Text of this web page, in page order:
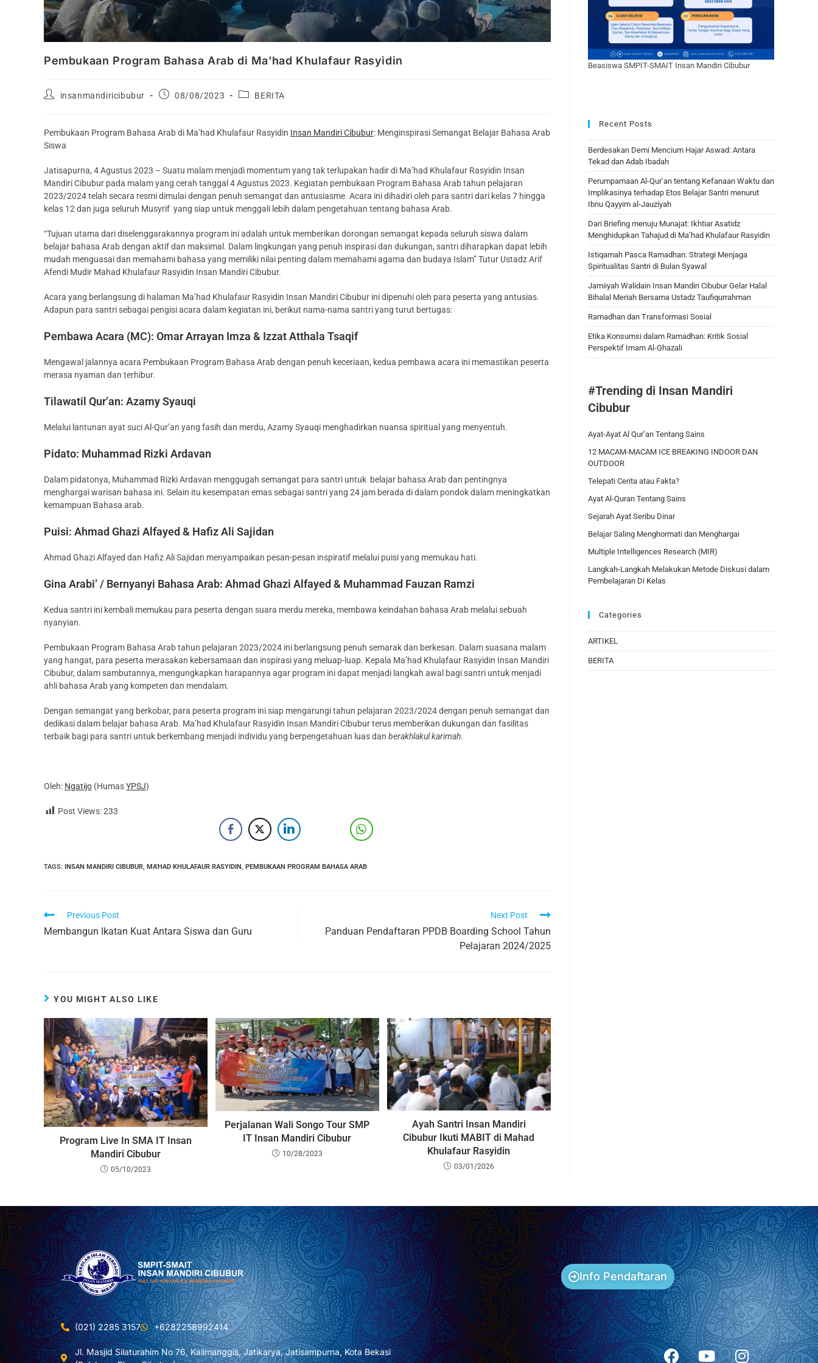
Pembukaan Program Bahasa Arab di Ma’had Khulafaur Rasyidin
insanmandiricibubur 08/08/2023 BERITA
Pembukaan Program Bahasa Arab di Ma’had Khulafaur Rasyidin Insan Mandiri Cibubur: Menginspirasi Semangat Belajar Bahasa Arab
Siswa
Jatisapurna, 4 Agustus 2023 – Suatu malam menjadi momentum yang tak terlupakan hadir di Ma’had Khulafaur Rasyidin Insan
Mandiri Cibubur pada malam yang cerah tanggal 4 Agustus 2023. Kegiatan pembukaan Program Bahasa Arab tahun pelajaran
2023/2024 telah secara resmi dimulai dengan penuh semangat dan antusiasme. Acara ini dihadiri oleh para santri dari kelas 7 hingga
kelas 12 dan juga seluruh Musyrif yang siap untuk menggali lebih dalam pengetahuan tentang bahasa Arab.
“Tujuan utama dari diselenggarakannya program ini adalah untuk memberikan dorongan semangat kepada seluruh siswa dalam
belajar bahasa Arab dengan aktif dan maksimal. Dalam lingkungan yang penuh inspirasi dan dukungan, santri diharapkan dapat lebih
mudah menguasai dan memahami bahasa yang memiliki nilai penting dalam memahami agama dan budaya Islam” Tutur Ustadz Arif
Afendi Mudir Mahad Khulafaur Rasyidin Insan Mandiri Cibubur.
Acara yang berlangsung di halaman Ma’had Khulafaur Rasyidin Insan Mandiri Cibubur ini dipenuhi oleh para peserta yang antusias.
Adapun para santri sebagai pengisi acara dalam kegiatan ini, berikut nama-nama santri yang turut bertugas:
Pembawa Acara (MC): Omar Arrayan Imza & Izzat Atthala Tsaqif
Mengawal jalannya acara Pembukaan Program Bahasa Arab dengan penuh keceriaan, kedua pembawa acara ini memastikan peserta
merasa nyaman dan terhibur.
Tilawatil Qur’an: Azamy Syauqi
Melalui lantunan ayat suci Al-Qur’an yang fasih dan merdu, Azamy Syauqi menghadirkan nuansa spiritual yang menyentuh.
Pidato: Muhammad Rizki Ardavan
Dalam pidatonya, Muhammad Rizki Ardavan menggugah semangat para santri untuk belajar bahasa Arab dan pentingnya
menghargai warisan bahasa ini. Selain itu kesempatan emas sebagai santri yang 24 jam berada di dalam pondok dalam meningkatkan
kemampuan Bahasa arab.
Puisi: Ahmad Ghazi Alfayed & Hafiz Ali Sajidan
Ahmad Ghazi Alfayed dan Hafiz Ali Sajidan menyampaikan pesan-pesan inspiratif melalui puisi yang memukau hati.
Gina Arabi’ / Bernyanyi Bahasa Arab: Ahmad Ghazi Alfayed & Muhammad Fauzan Ramzi
Kedua santri ini kembali memukau para peserta dengan suara merdu mereka, membawa keindahan bahasa Arab melalui sebuah
nyanyian.
Pembukaan Program Bahasa Arab tahun pelajaran 2023/2024 ini berlangsung penuh semarak dan berkesan. Dalam suasana malam
yang hangat, para peserta merasakan kebersamaan dan inspirasi yang meluap-luap. Kepala Ma’had Khulafaur Rasyidin Insan Mandiri
Cibubur, dalam sambutannya, mengungkapkan harapannya agar program ini dapat menjadi langkah awal bagi santri untuk menjadi
ahli bahasa Arab yang kompeten dan mendalam.
Dengan semangat yang berkobar, para peserta program ini siap mengarungi tahun pelajaran 2023/2024 dengan penuh semangat dan
dedikasi dalam belajar bahasa Arab. Ma’had Khulafaur Rasyidin Insan Mandiri Cibubur terus memberikan dukungan dan fasilitas
terbaik bagi para santri untuk berkembang menjadi individu yang berpengetahuan luas dan berakhlakul karimah.
Oleh: Ngatijo (HumasYPSJ)
Post Views:233
TAGS: INSAN MANDIRI CIBUBUR, MA'HAD KHULAFAUR RASYIDIN, PEMBUKAAN PROGRAM BAHASA ARAB
Previous Post
Membangun Ikatan Kuat Antara Siswa dan Guru
Next Post
Panduan Pendaftaran PPDB Boarding School Tahun
Pelajaran 2024/2025
YOU MIGHT ALSO LIKE
Program Live In SMA IT Insan
Mandiri Cibubur
05/10/2023
Perjalanan Wali Songo Tour SMP
IT Insan Mandiri Cibubur
10/28/2023
Ayah Santri Insan Mandiri
Cibubur Ikuti MABIT di Mahad
Khulafaur Rasyidin
03/01/2026
Beasiswa SMPIT-SMAIT Insan Mandiri Cibubur
Recent Posts
Berdesakan Demi Mencium Hajar Aswad: Antara
Tekad dan Adab Ibadah
Perumpamaan Al-Qur’an tentang Kefanaan Waktu dan
Implikasinya terhadap Etos Belajar Santri menurut
Ibnu Qayyim al-Jauziyah
Dari Briefing menuju Munajat: Ikhtiar Asatidz
Menghidupkan Tahajud di Ma’had Khulafaur Rasyidin
Istiqamah Pasca Ramadhan: Strategi Menjaga
Spiritualitas Santri di Bulan Syawal
Jamiiyah Walidain Insan Mandiri Cibubur Gelar Halal
Bihalal Meriah Bersama Ustadz Taufiqurrahman
Ramadhan dan Transformasi Sosial
Etika Konsumsi dalam Ramadhan: Kritik Sosial
Perspektif Imam Al-Ghazali
#Trending di Insan Mandiri
Cibubur
Ayat-Ayat Al Qur’an Tentang Sains
12 MACAM-MACAM ICE BREAKING INDOOR DAN
OUTDOOR
Telepati Cerita atau Fakta?
Ayat Al-Quran Tentang Sains
Sejarah Ayat Seribu Dinar
Belajar Saling Menghormati dan Menghargai
Multiple Intelligences Research (MIR)
Langkah-Langkah Melakukan Metode Diskusi dalam
Pembelajaran Di Kelas
Categories
ARTIKEL
BERITA
Info Pendaftaran
(021) 2285 3157 +6282258992414
Jl. Masjid Silaturahim No 76, Kalimanggis, Jatikarya, Jatisampurna, Kota Bekasi